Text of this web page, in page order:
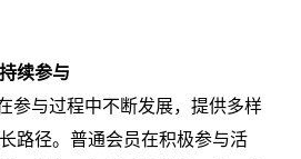
续参与
参与过程中不断发展，提供多样
路径。普通会员在积极参与活